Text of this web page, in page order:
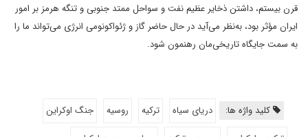
قرن بیستم، داشتن ذخایر عظیم نفت و سواحل ممتد جنوبی و تنگه هرمز بر امور
ایران مؤثر بود، به‌نظر می‌آید در حال حاضر گاز و ژئواکونومی انرژی می‌تواند ما را
به سمت جایگاه تاریخی‌مان رهنمون شود.
کلید واژه ها: دریای سیاه ترکیه روسیه
جنگ اوکراین